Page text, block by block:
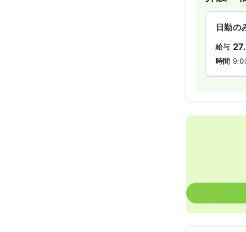
日勤の
給与
時間